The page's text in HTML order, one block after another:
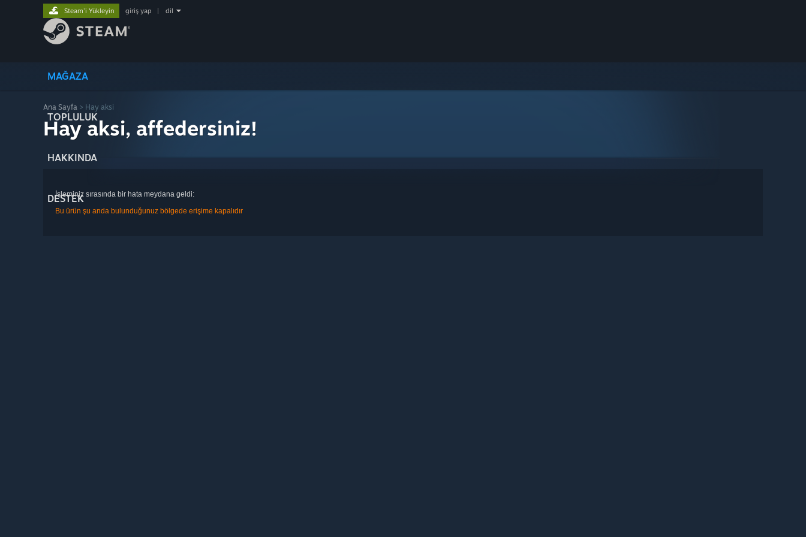
MAĞAZA
TOPLULUK
HAKKINDA
DESTEK
Steam'i Yükleyin giriş yap dil
Ana Sayfa > Hay aksi
Hay aksi, affedersiniz!
İşleminiz sırasında bir hata meydana geldi:
Bu ürün şu anda bulunduğunuz bölgede erişime kapalıdır